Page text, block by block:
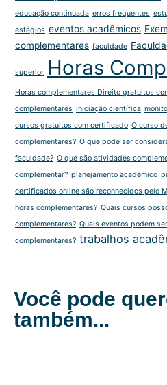
educação continuada erros frequentes
estágios eventos acadêmicos
complementares faculdade
superior Horas
Horas complementares Direito gratuitos
complementares iniciação científica
cursos gratuitos com certificado O curso
complementares? O que pode ser
faculdade? O que são atividades
complementar? planejamento acadêmico
certificados online são reconhecidos pelo
horas complementares? Quais cursos
complementares? Quais eventos podem
complementares? trabalhos
Você pode
também...